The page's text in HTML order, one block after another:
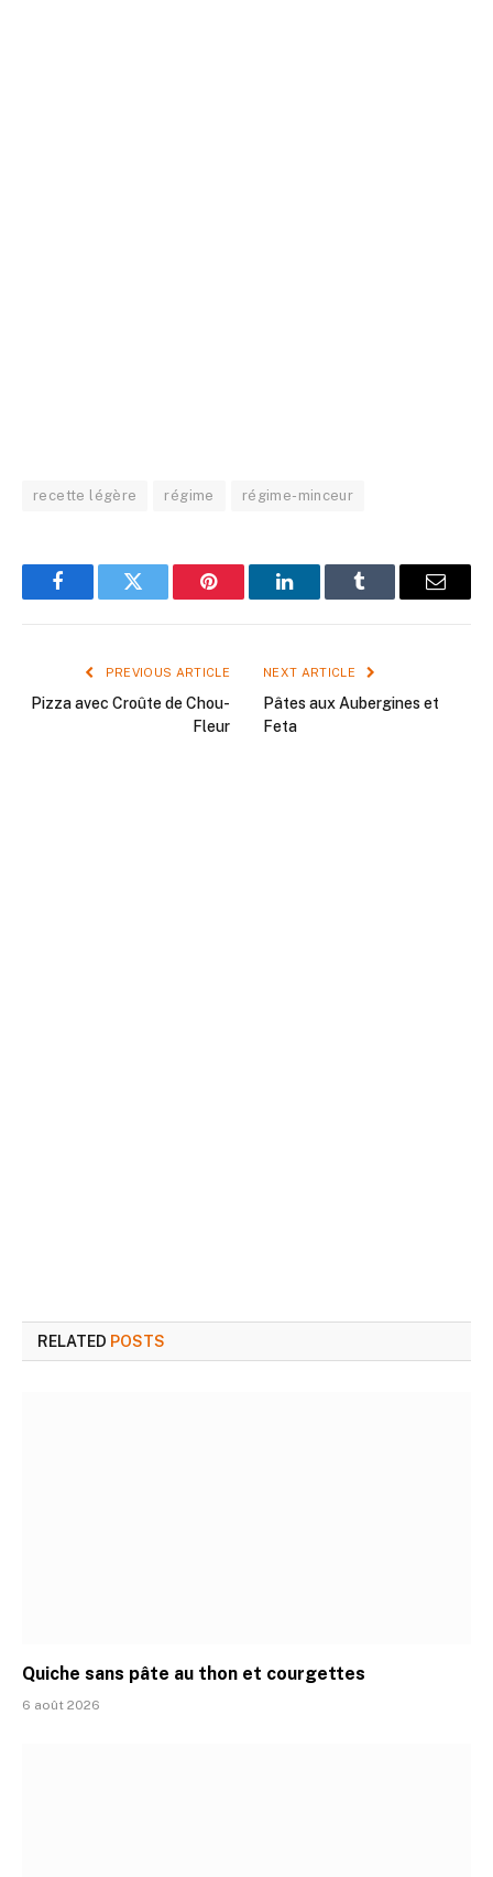
recette légère régime régime-minceur
FacebookTwitter Pinterest LinkedInTumblr Email
PREVIOUS ARTICLE
Pizza avec Croûte de Chou-
Fleur
NEXT ARTICLE
Pâtes aux Aubergines et
Feta
RELATED POSTS
Quiche sans pâte au thon et courgettes
6 août 2026